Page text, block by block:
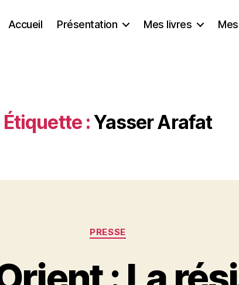
Accueil Présentation Mes livres
Étiquette :Yasser Arafat
Catégories
PRESSE